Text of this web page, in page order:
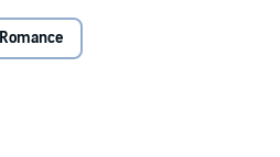
die Männer, mit denen sie
Oder doch?Kann die falsche
Romance